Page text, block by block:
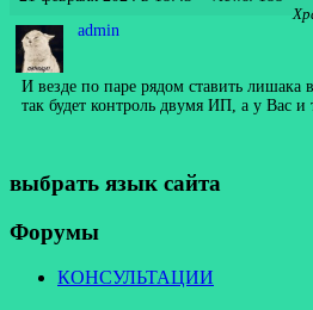
admin
И везде по паре рядом ставить лишака
так будет контроль двумя ИП, а у Вас и
выбрать язык сайта
Форумы
КОНСУЛЬТАЦИИ